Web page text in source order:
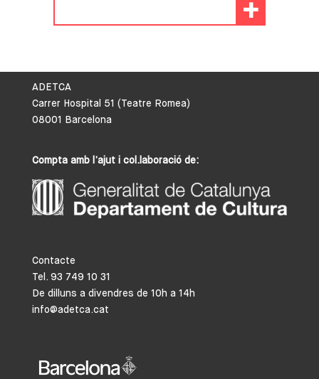
+
ADETCA
Carrer Hospital 51 (Teatre Romea)
08001 Barcelona
Compta amb l’ajut i col.laboració de:
Contacte
Tel. 93 749 10 31
De dilluns a divendres de 10h a 14h
info@adetca.cat